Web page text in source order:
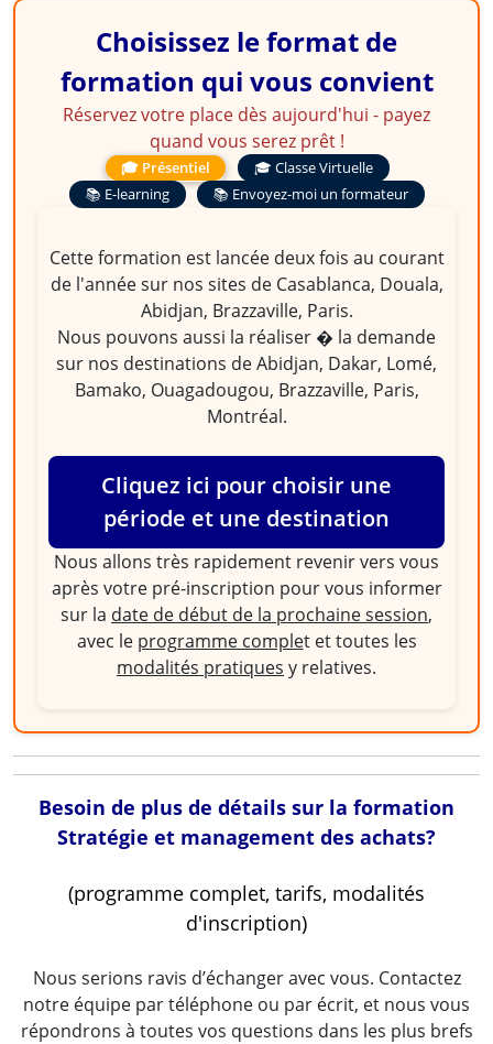
Choisissez le format de
formation qui vous convient
Réservez votre place dès aujourd'hui - payez
quand vous serez prêt !
🎓 Présentiel
🎓 Classe Virtuelle
📚 E-learning
📚 Envoyez-moi un formateur
Cette formation est lancée deux fois au courant
de l'année sur nos sites de Casablanca, Douala,
Abidjan, Brazzaville, Paris.
Nous pouvons aussi la réaliser � la demande
sur nos destinations de Abidjan, Dakar, Lomé,
Bamako, Ouagadougou, Brazzaville, Paris,
Montréal.
Cliquez ici pour choisir une
période et une destination
Nous allons très rapidement revenir vers vous
après votre pré-inscription pour vous informer
sur la date de début de la prochaine session,
avec le programme complet et toutes les
modalités pratiques y relatives.
Besoin de plus de détails sur la formation
Stratégie et management des achats?
(programme complet, tarifs, modalités
d'inscription)
Nous serions ravis d’échanger avec vous. Contactez
notre équipe par téléphone ou par écrit, et nous vous
répondrons à toutes vos questions dans les plus brefs